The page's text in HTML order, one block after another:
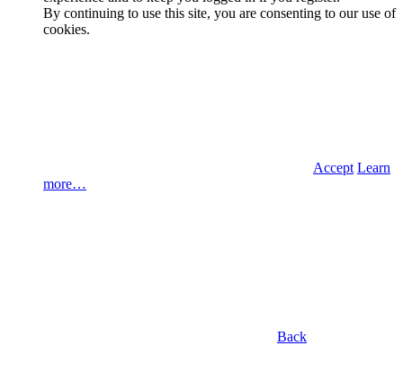
By continuing to use this site, you are consenting to our use of
cookies.
Accept Learn
more…
Back